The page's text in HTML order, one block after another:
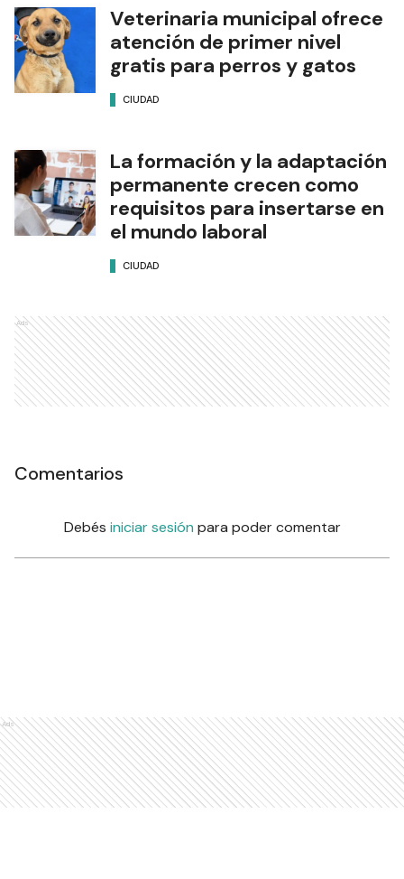
Veterinaria municipal ofrece
atención de primer nivel
gratis para perros y gatos
CIUDAD
La formación y la adaptación
permanente crecen como
requisitos para insertarse en
el mundo laboral
CIUDAD
Ads
Comentarios
Debés iniciar sesión para poder comentar
Ads